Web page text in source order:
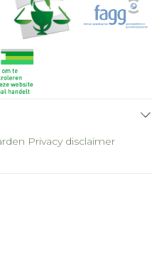
Privacy disclaimer